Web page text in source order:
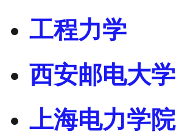
工程力学
西安邮电大学
上海电力学院